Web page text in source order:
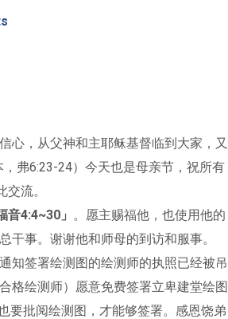
心，从父神和主耶稣基督临到大家，又
弗6:23-24）今天也是母亲节，祝所有
流。
音4:4~30」 。愿主赐福他，也使用他的
事。谢谢他和师母的到访和服事。
知签署绘测图的绘测师的执照已经被吊
格绘测师）愿意免费签署立卑建堂绘图
要批阅绘测图，才能够签署。感恩饶弟